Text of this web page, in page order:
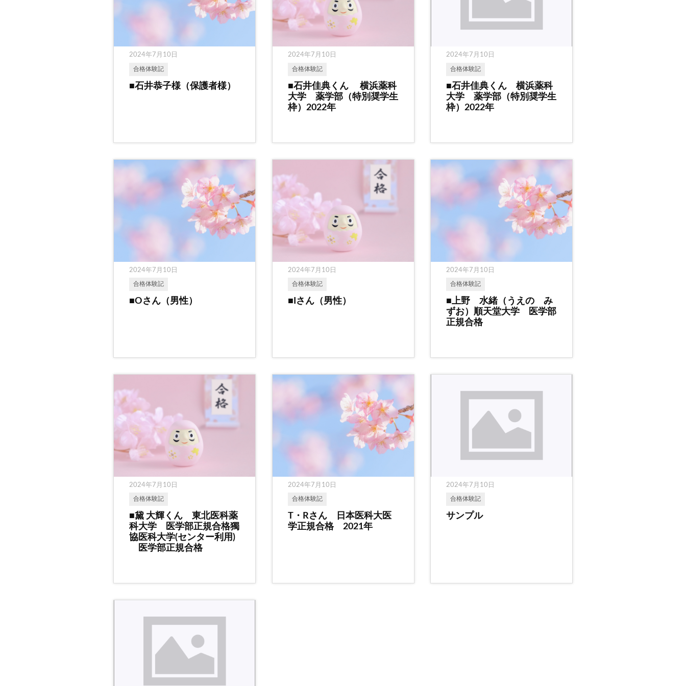
2024年7月10日
合格体験記
■石井恭子様（保護者様）
2024年7月10日
合格体験記
■石井佳典くん 横浜薬科
大学 薬学部（特別奨学生
枠）2022年
2024年7月10日
合格体験記
■石井佳典くん 横浜薬科
大学 薬学部（特別奨学生
枠）2022年
2024年7月10日
合格体験記
■Oさん（男性）
2024年7月10日
合格体験記
■Iさん（男性）
2024年7月10日
合格体験記
■上野 水緒（うえの み
ずお）順天堂大学 医学部
正規合格
2024年7月10日
合格体験記
■黛 大輝くん 東北医科薬
科大学 医学部正規合格獨
協医科大学(センター利用)
医学部正規合格
2024年7月10日
合格体験記
T・Rさん 日本医科大医
学正規合格 2021年
2024年7月10日
合格体験記
サンプル